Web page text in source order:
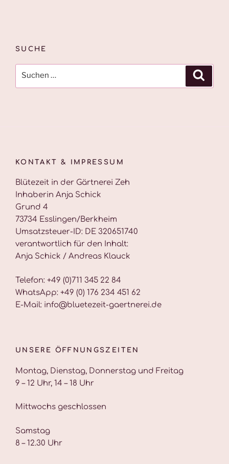
SUCHE
KONTAKT & IMPRESSUM
Blütezeit in der Gärtnerei Zeh
Inhaberin Anja Schick
Grund 4
73734 Esslingen/Berkheim
Umsatzsteuer-ID: DE 320651740
verantwortlich für den Inhalt:
Anja Schick / Andreas Klauck
Telefon: +49 (0)711 345 22 84
WhatsApp: +49 (0) 176 234 451 62
E-Mail: info@bluetezeit-gaertnerei.de
UNSERE ÖFFNUNGSZEITEN
Montag, Dienstag, Donnerstag und Freitag
9 – 12 Uhr, 14 – 18 Uhr
Mittwochs geschlossen
Samstag
8 – 12.30 Uhr